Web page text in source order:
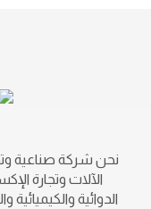
نحن شركة صناعية
الآلات وتجارة
الدوائية والكيميائية